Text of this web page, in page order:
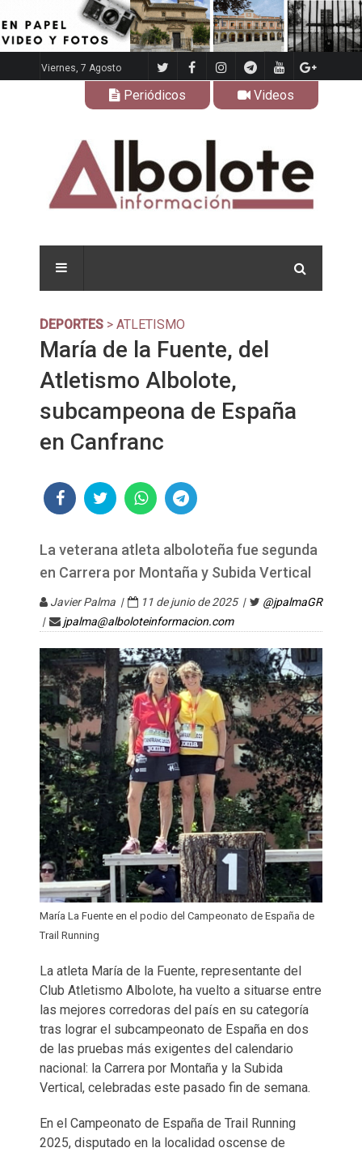
Viernes, 7 Agosto
Periódicos Videos
DEPORTES > ATLETISMO
María de la Fuente, del
Atletismo Albolote,
subcampeona de España
en Canfranc
La veterana atleta alboloteña fue segunda
en Carrera por Montaña y Subida Vertical
Javier Palma | 11 de junio de 2025 |
@jpalmaGR
|
jpalma@alboloteinformacion.com
María La Fuente en el podio del Campeonato de España de
Trail Running
La atleta María de la Fuente, representante del
Club Atletismo Albolote, ha vuelto a situarse entre
las mejores corredoras del país en su categoría
tras lograr el subcampeonato de España en dos
de las pruebas más exigentes del calendario
nacional: la Carrera por Montaña y la Subida
Vertical, celebradas este pasado fin de semana.
En el Campeonato de España de Trail Running
2025, disputado en la localidad oscense de